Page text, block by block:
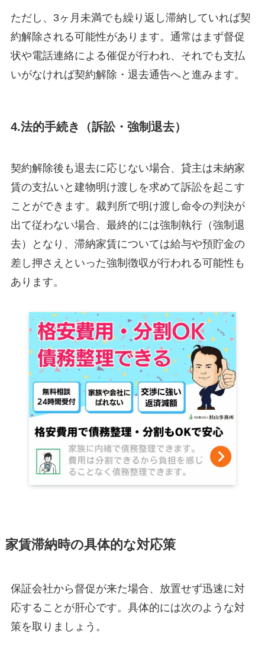
ただし、3ヶ月未満でも繰り返し滞納していれば契
約解除される可能性があります​。通常はまず督促
状や電話連絡による催促が行われ、それでも支払
いがなければ契約解除・退去通告へと進みます​。
4.法的手続き（訴訟・強制退去）
契約解除後も退去に応じない場合、貸主は未納家
賃の支払いと建物明け渡しを求めて訴訟を起こす
ことができます​。裁判所で明け渡し命令の判決が
出て従わない場合、最終的には強制執行（強制退
去）となり、滞納家賃については給与や預貯金の
差し押さえといった強制徴収が行われる可能性も
あります。
家賃滞納時の具体的な対応策
保証会社から督促が来た場合、放置せず迅速に対
応することが肝心です。具体的には次のような対
策を取りましょう。